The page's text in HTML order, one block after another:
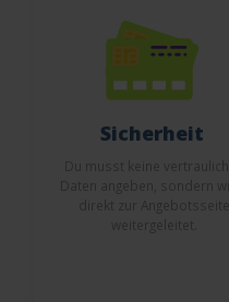
Sicherheit